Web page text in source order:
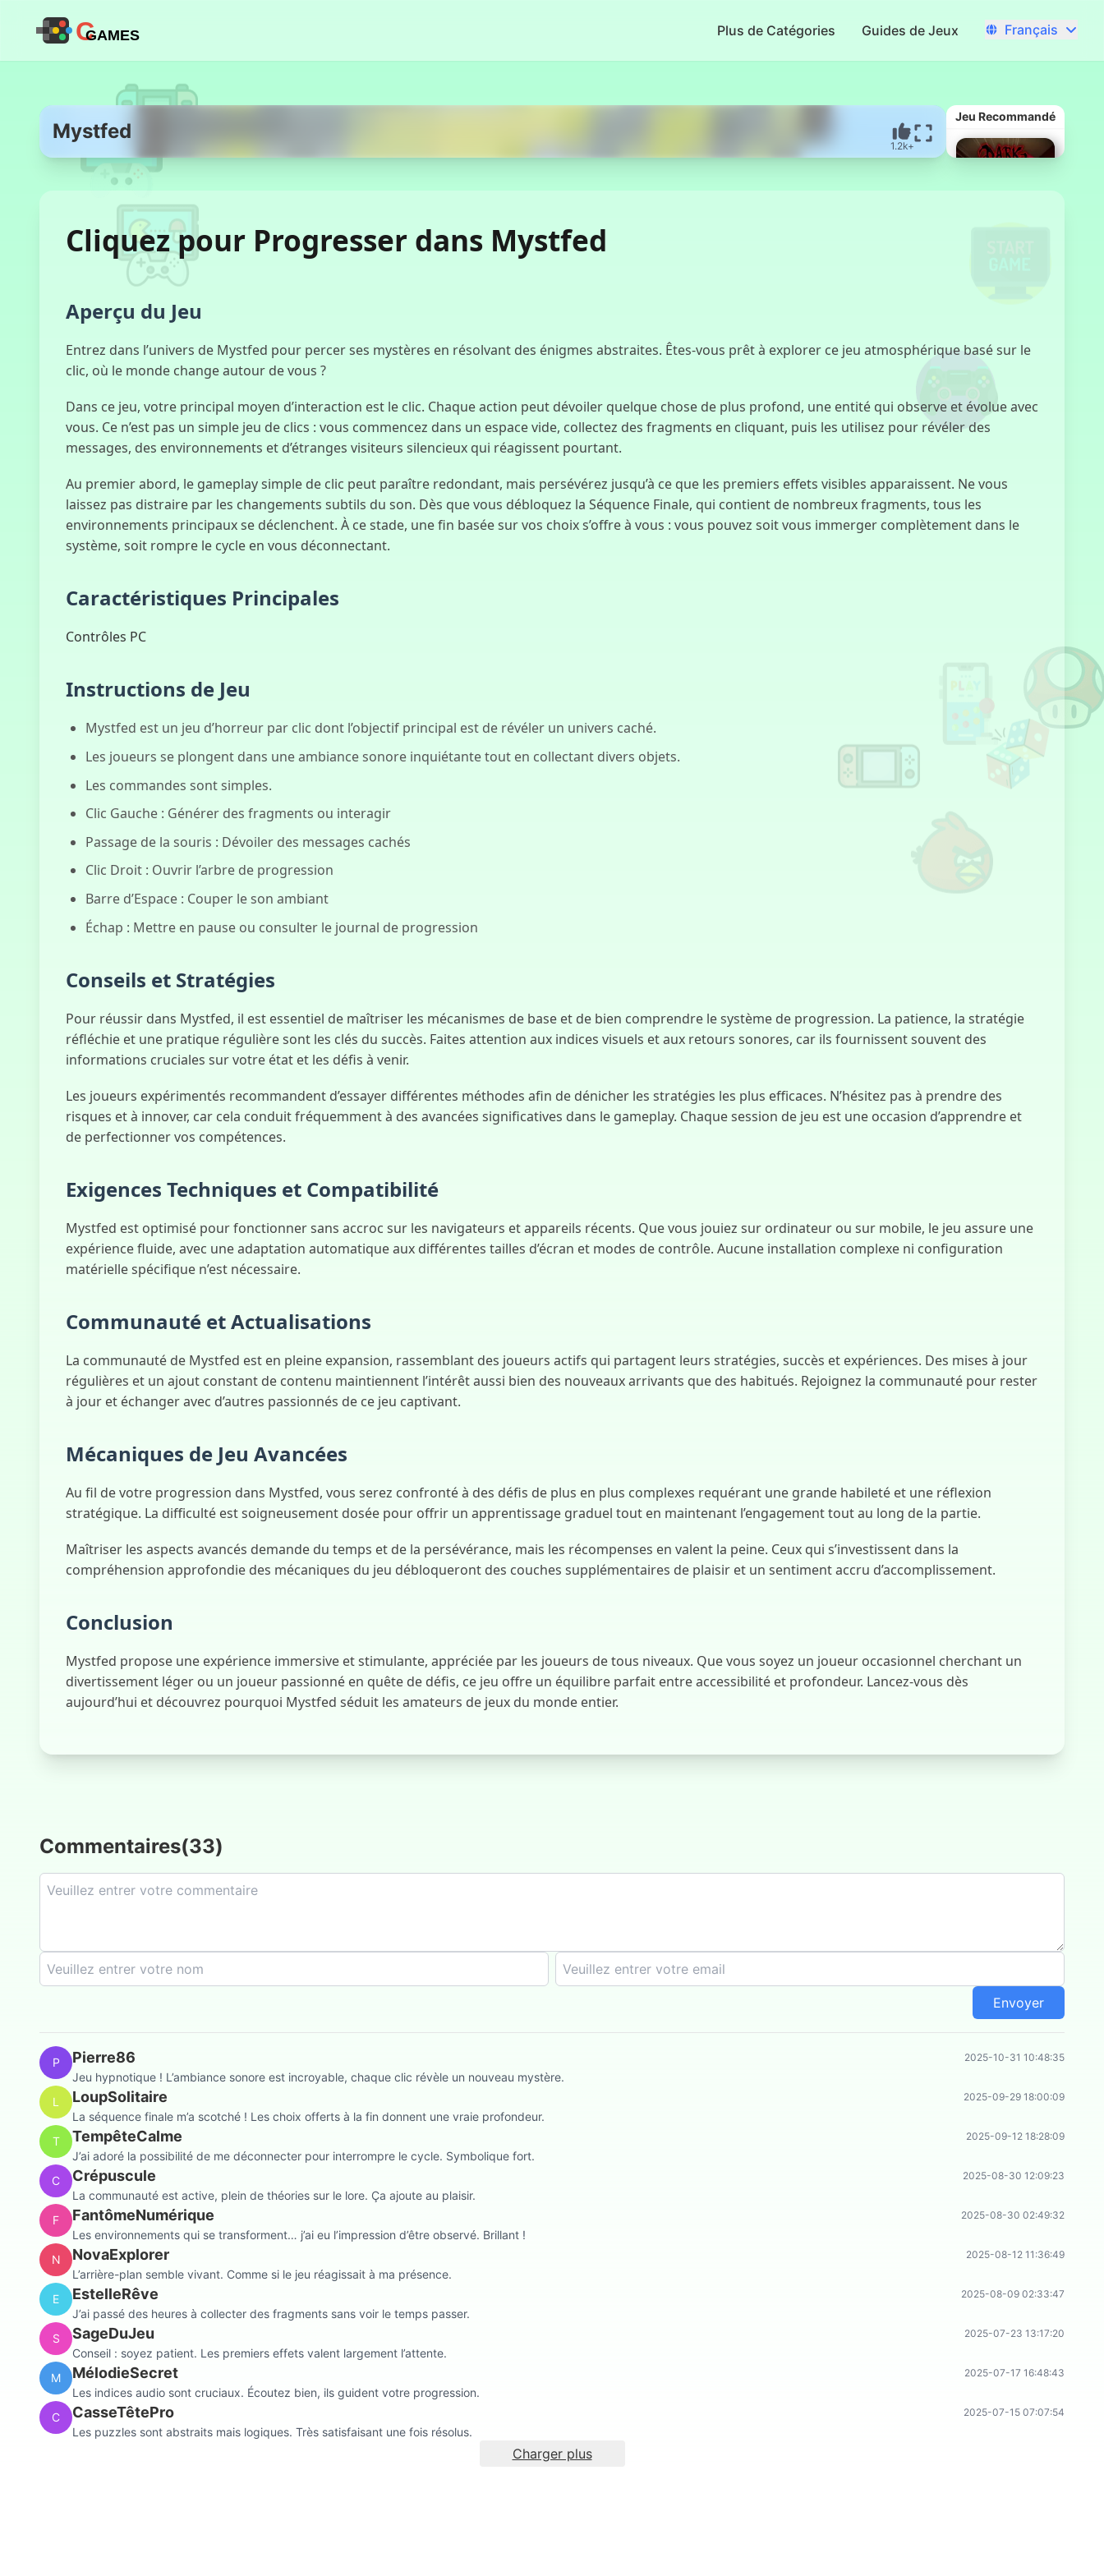
CGAMES Plus de Catégories Guides de Jeux Français
Mystfed
1.2k+
Jeu Recommandé
Incredibox
Sprunki
Sprunki Phase
10
Exposition
des Chagrins
Feux
Ce qui Rôde
en Dessous
Cliquez pour Progresser dans Mystfed
Aperçu du Jeu
Entrez dans l’univers de Mystfed pour percer ses mystères en résolvant des énigmes abstraites. Êtes-vous prêt à explorer ce jeu atmosphérique basé sur le
clic, où le monde change autour de vous ?
Dans ce jeu, votre principal moyen d’interaction est le clic. Chaque action peut dévoiler quelque chose de plus profond, une entité qui observe et évolue avec
vous. Ce n’est pas un simple jeu de clics : vous commencez dans un espace vide, collectez des fragments en cliquant, puis les utilisez pour révéler des
messages, des environnements et d’étranges visiteurs silencieux qui réagissent pourtant.
Au premier abord, le gameplay simple de clic peut paraître redondant, mais persévérez jusqu’à ce que les premiers effets visibles apparaissent. Ne vous
laissez pas distraire par les changements subtils du son. Dès que vous débloquez la Séquence Finale, qui contient de nombreux fragments, tous les
environnements principaux se déclenchent. À ce stade, une fin basée sur vos choix s’offre à vous : vous pouvez soit vous immerger complètement dans le
système, soit rompre le cycle en vous déconnectant.
Caractéristiques Principales
Contrôles PC
Instructions de Jeu
Mystfed est un jeu d’horreur par clic dont l’objectif principal est de révéler un univers caché.
Les joueurs se plongent dans une ambiance sonore inquiétante tout en collectant divers objets.
Les commandes sont simples.
Clic Gauche : Générer des fragments ou interagir
Passage de la souris : Dévoiler des messages cachés
Clic Droit : Ouvrir l’arbre de progression
Barre d’Espace : Couper le son ambiant
Échap : Mettre en pause ou consulter le journal de progression
Conseils et Stratégies
Pour réussir dans Mystfed, il est essentiel de maîtriser les mécanismes de base et de bien comprendre le système de progression. La patience, la stratégie
réfléchie et une pratique régulière sont les clés du succès. Faites attention aux indices visuels et aux retours sonores, car ils fournissent souvent des
informations cruciales sur votre état et les défis à venir.
Les joueurs expérimentés recommandent d’essayer différentes méthodes afin de dénicher les stratégies les plus efficaces. N’hésitez pas à prendre des
risques et à innover, car cela conduit fréquemment à des avancées significatives dans le gameplay. Chaque session de jeu est une occasion d’apprendre et
de perfectionner vos compétences.
Exigences Techniques et Compatibilité
Mystfed est optimisé pour fonctionner sans accroc sur les navigateurs et appareils récents. Que vous jouiez sur ordinateur ou sur mobile, le jeu assure une
expérience fluide, avec une adaptation automatique aux différentes tailles d’écran et modes de contrôle. Aucune installation complexe ni configuration
matérielle spécifique n’est nécessaire.
Communauté et Actualisations
La communauté de Mystfed est en pleine expansion, rassemblant des joueurs actifs qui partagent leurs stratégies, succès et expériences. Des mises à jour
régulières et un ajout constant de contenu maintiennent l’intérêt aussi bien des nouveaux arrivants que des habitués. Rejoignez la communauté pour rester
à jour et échanger avec d’autres passionnés de ce jeu captivant.
Mécaniques de Jeu Avancées
Au fil de votre progression dans Mystfed, vous serez confronté à des défis de plus en plus complexes requérant une grande habileté et une réflexion
stratégique. La difficulté est soigneusement dosée pour offrir un apprentissage graduel tout en maintenant l’engagement tout au long de la partie.
Maîtriser les aspects avancés demande du temps et de la persévérance, mais les récompenses en valent la peine. Ceux qui s’investissent dans la
compréhension approfondie des mécaniques du jeu débloqueront des couches supplémentaires de plaisir et un sentiment accru d’accomplissement.
Conclusion
Mystfed propose une expérience immersive et stimulante, appréciée par les joueurs de tous niveaux. Que vous soyez un joueur occasionnel cherchant un
divertissement léger ou un joueur passionné en quête de défis, ce jeu offre un équilibre parfait entre accessibilité et profondeur. Lancez-vous dès
aujourd’hui et découvrez pourquoi Mystfed séduit les amateurs de jeux du monde entier.
Commentaires(33)
Envoyer
P Pierre86 2025-10-31 10:48:35
Jeu hypnotique ! L’ambiance sonore est incroyable, chaque clic révèle un nouveau mystère.
L
LoupSolitaire 2025-09-29 18:00:09
La séquence finale m’a scotché ! Les choix offerts à la fin donnent une vraie profondeur.
T
TempêteCalme 2025-09-12 18:28:09
J’ai adoré la possibilité de me déconnecter pour interrompre le cycle. Symbolique fort.
C
Crépuscule 2025-08-30 12:09:23
La communauté est active, plein de théories sur le lore. Ça ajoute au plaisir.
F
FantômeNumérique 2025-08-30 02:49:32
Les environnements qui se transforment… j’ai eu l’impression d’être observé. Brillant !
N
NovaExplorer 2025-08-12 11:36:49
L’arrière-plan semble vivant. Comme si le jeu réagissait à ma présence.
E
EstelleRêve 2025-08-09 02:33:47
J’ai passé des heures à collecter des fragments sans voir le temps passer.
S
SageDuJeu 2025-07-23 13:17:20
Conseil : soyez patient. Les premiers effets valent largement l’attente.
M
MélodieSecret 2025-07-17 16:48:43
Les indices audio sont cruciaux. Écoutez bien, ils guident votre progression.
C
CasseTêtePro 2025-07-15 07:07:54
Les puzzles sont abstraits mais logiques. Très satisfaisant une fois résolus.
Charger plus